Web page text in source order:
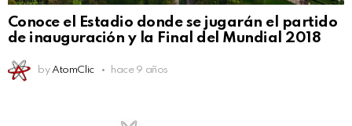
Conoce el Estadio donde se jugarán el partido
de inauguración y la Final del Mundial 2018
by AtomClic hace 9 años